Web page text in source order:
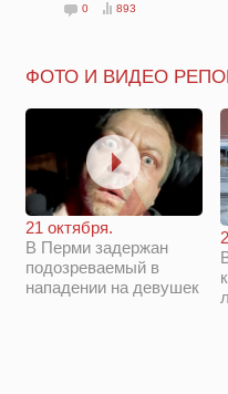
0 893
ФОТО И ВИДЕО
21 октября.
В Перми задержан
подозреваемый в
нападении на девушек